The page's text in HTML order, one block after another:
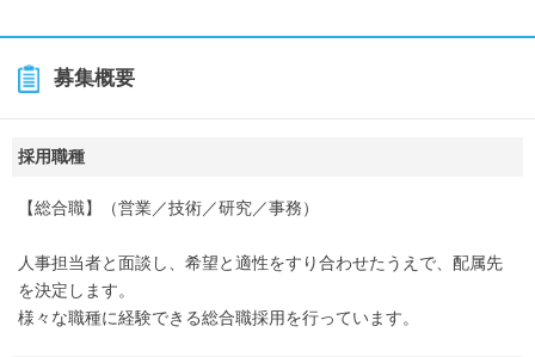
募集概要
採用職種
【総合職】（営業／技術／研究／事務）
人事担当者と面談し、希望と適性をすり合わせたうえで、配属先
を決定します。
様々な職種に経験できる総合職採用を行っています。